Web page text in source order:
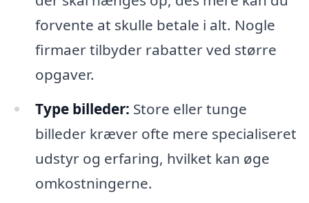
forvente at skulle betale i alt. Nogle
firmaer tilbyder rabatter ved større
opgaver.
Type billeder: Store eller tunge
billeder kræver ofte mere specialiseret
udstyr og erfaring, hvilket kan øge
omkostningerne.